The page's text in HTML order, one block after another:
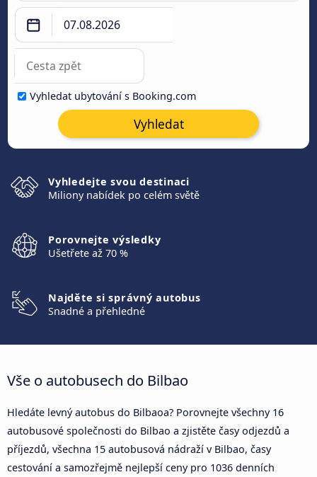
Vyhledat ubytování s Booking.com
Vyhledat
Vyhledejte svou destinaci
Miliony nabídek po celém světě
Porovnejte výsledky
Ušetřete až 70 %
Najděte si správný autobus
Snadné a přehledné
Vše o autobusech do Bilbao
Hledáte levný autobus do Bilbaoa? Porovnejte všechny 16
autobusové společnosti do Bilbao a zjistěte časy odjezdů a
příjezdů, všechna 15 autobusová nádraží v Bilbao, časy
cestování a samozřejmě nejlepší ceny pro 1036 denních